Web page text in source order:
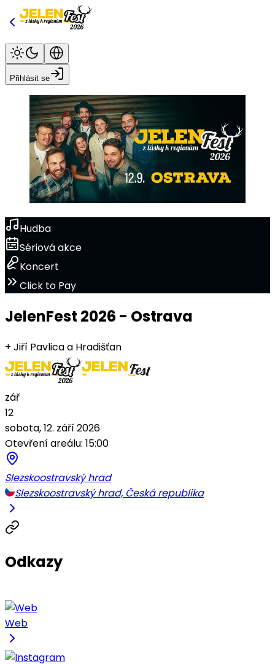
Přihlásit se
Hudba
Sériová akce
Koncert
Click to Pay
JelenFest 2026 - Ostrava
+ Jiří Pavlica a Hradišťan
zář
12
sobota, 12. září 2026
Otevření areálu: 15:00
Slezskoostravský hrad
Slezskoostravský hrad, Česká republika
Odkazy
Web